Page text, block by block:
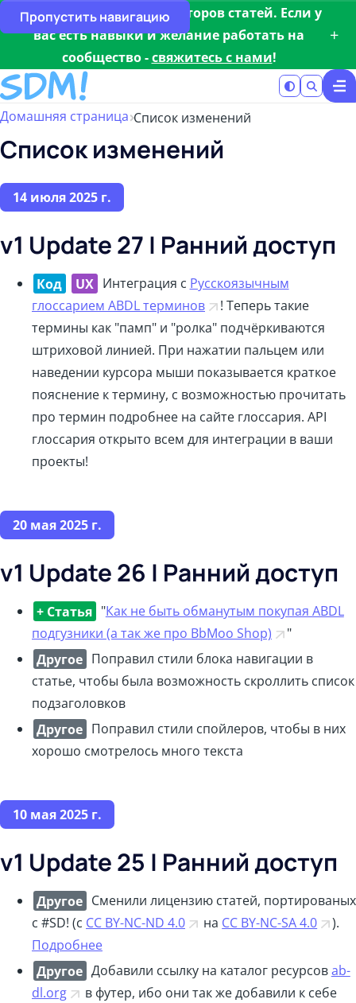
Пропустить навигацию
Мы ищем редакторов/авторов статей. Если у
вас есть навыки и желание работать на
сообщество -свяжитесь с нами!
+
Домашняя страница Список изменений
Список изменений
14 июля 2025 г.
v1 Update 27 | Ранний доступ
Код UX Интеграция с Русскоязычным
глоссарием ABDL терминов
! Теперь такие
термины как "памп" и "ролка" подчёркиваются
штриховой линией. При нажатии пальцем или
наведении курсора мыши показывается краткое
пояснение к термину, с возможностью прочитать
про термин подробнее на сайте глоссария. API
глоссария открыто всем для интеграции в ваши
проекты!
20 мая 2025 г.
v1 Update 26 | Ранний доступ
+ Статья "Как не быть обманутым покупая ABDL
подгузники (а так же про BbMoo Shop)
"
Другое Поправил стили блока навигации в
статье, чтобы была возможность скроллить список
подзаголовков
Другое Поправил стили спойлеров, чтобы в них
хорошо смотрелось много текста
10 мая 2025 г.
v1 Update 25 | Ранний доступ
Другое Сменили лицензию статей, портированых
с #SD! (c CC BY-NC-ND 4.0 на CC BY-NC-SA 4.0
).
Подробнее
Другое Добавили ссылку на каталог ресурсовab-
dl.org
в футер, ибо они так же добавили к себе